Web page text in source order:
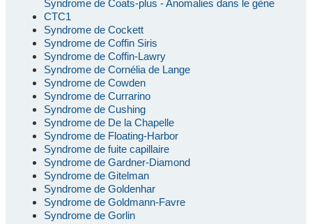
Syndrome de Coats-plus - Anomalies dans le gène
CTC1
Syndrome de Cockett
Syndrome de Coffin Siris
Syndrome de Coffin-Lawry
Syndrome de Cornélia de Lange
Syndrome de Cowden
Syndrome de Currarino
Syndrome de Cushing
Syndrome de De la Chapelle
Syndrome de Floating-Harbor
Syndrome de fuite capillaire
Syndrome de Gardner-Diamond
Syndrome de Gitelman
Syndrome de Goldenhar
Syndrome de Goldmann-Favre
Syndrome de Gorlin